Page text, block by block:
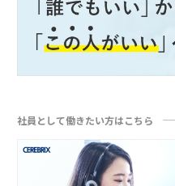
社員として働きたい方はこちら